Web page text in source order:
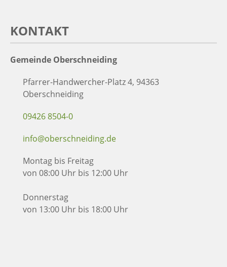
KONTAKT
Gemeinde Oberschneiding
Pfarrer-Handwercher-Platz 4, 94363
Oberschneiding
09426 8504-0
info@oberschneiding.de
Montag bis Freitag
von 08:00 Uhr bis 12:00 Uhr
Donnerstag
von 13:00 Uhr bis 18:00 Uhr